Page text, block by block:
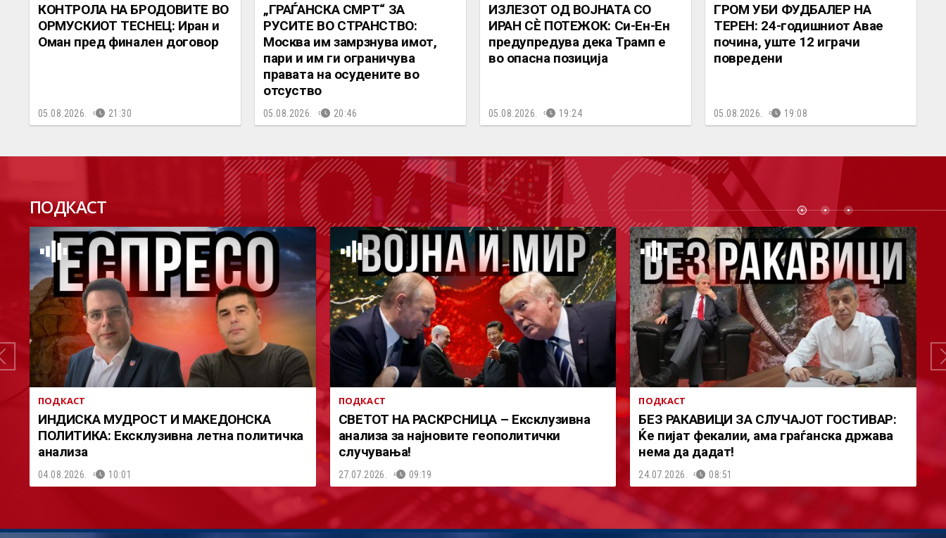
КОНТРОЛА НА БРОДОВИТЕ ВО
ОРМУСКИОТ ТЕСНЕЦ: Иран и
Оман пред финален договор
05.08.2026. 21:30
„ГРАЃАНСКА СМРТ“ ЗА
РУСИТЕ ВО СТРАНСТВО:
Москва им замрзнува имот,
пари и им ги ограничува
правата на осудените во
отсуство
05.08.2026. 20:46
ИЗЛЕЗОТ ОД ВОЈНАТА СО
ИРАН СÈ ПОТЕЖОК: Си-Ен-Ен
предупредува дека Трамп е
во опасна позиција
05.08.2026. 19:24
ГРОМ УБИ ФУДБАЛЕР НА
ТЕРЕН: 24-годишниот Авае
почина, уште 12 играчи
повредени
05.08.2026. 19:08
ПОДКАСТ ПОДКАСТ
ПОДКАСТ
ИНДИСКА МУДРОСТ И МАКЕДОНСКА
ПОЛИТИКА: Ексклузивна летна политичка
анализа
04.08.2026. 10:01
ПОДКАСТ
СВЕТОТ НА РАСКРСНИЦА – Ексклузивна
анализа за најновите геополитички
случувања!
27.07.2026. 09:19
ПОДКАСТ
БЕЗ РАКАВИЦИ ЗА СЛУЧАЈОТ ГОСТИВАР:
Ќе пијат фекалии, ама граѓанска држава
нема да дадат!
24.07.2026. 08:51